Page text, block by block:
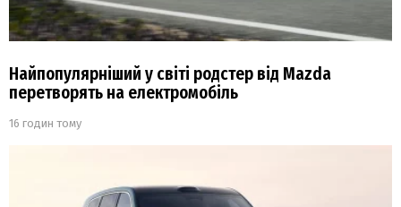
Найпопулярніший у світі родстер від Mazda
перетворять на електромобіль
16 годин тому